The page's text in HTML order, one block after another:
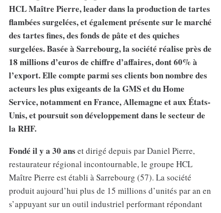
HCL Maître Pierre, leader dans la production de tartes
flambées surgelées, et également présente sur le marché
des tartes fines, des fonds de pâte et des quiches
surgelées. Basée à Sarrebourg, la société réalise près de
18 millions d’euros de chiffre d’affaires, dont 60% à
l’export. Elle compte parmi ses clients bon nombre des
acteurs les plus exigeants de la GMS et du Home
Service, notamment en France, Allemagne et aux États-
Unis, et poursuit son développement dans le secteur de
la RHF.
Fondé il y a 30 ans et dirigé depuis par Daniel Pierre,
restaurateur régional incontournable, le groupe HCL
Maître Pierre est établi à Sarrebourg (57). La société
produit aujourd’hui plus de 15 millions d’unités par an en
s’appuyant sur un outil industriel performant répondant